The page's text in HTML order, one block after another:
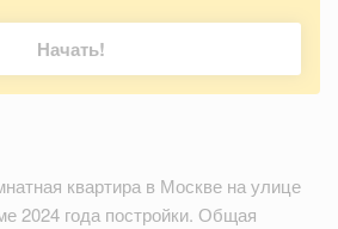
Начать!
квартира в Москве на улице
2024 года постройки. Общая